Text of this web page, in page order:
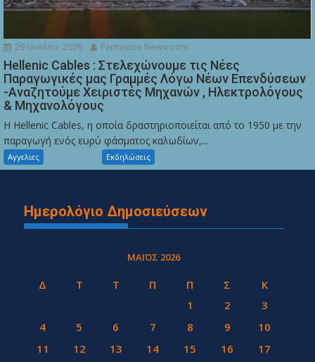
29 Ιουνίου, 2026 Permissos Newsroom
Hellenic Cables : Στελεχώνουμε τις Νέες
Παραγωγικές μας Γραμμές Λόγω Νέων Επενδύσεων
-Αναζητούμε Χειριστές Μηχανών , Ηλεκτρολόγους
& Μηχανολόγους
Η Hellenic Cables, η οποία δραστηριοποιείται από το 1950 με την
παραγωγή ενός ευρύ φάσματος καλωδίων,...
Αγγελιες Εκδηλώσεις
Ημερολόγιο Δημοσιεύσεων
ΜΆΙΟΣ 2026
Δ Τ Τ Π Π Σ
Κ
1
2
3
4
5 6 7 8 9
10
11
12 13 14 15 16
17